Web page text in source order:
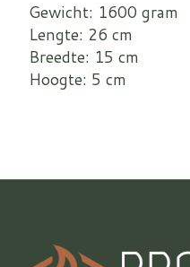
Gewicht: 1600 gram
Lengte: 26 cm
Breedte: 15 cm
Hoogte: 5 cm